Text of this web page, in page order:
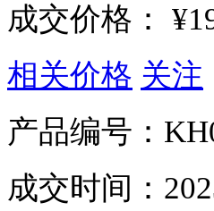
成交价格：
相关价格 关注
产品编号：
成交时间：